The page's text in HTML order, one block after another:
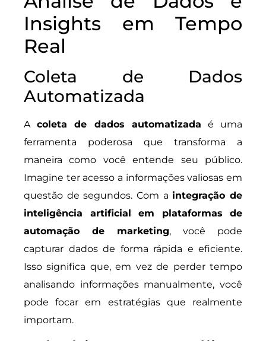
Insights em Tempo
Real
Coleta de Dados
Automatizada
Acoleta de dados automatizada é uma
ferramenta poderosa que transforma a
maneira como você entende seu público.
Imagine ter acesso a informações valiosas em
questão de segundos. Com aintegração de
inteligência artificial em plataformas de
automação de marketing, você pode
capturar dados de forma rápida e eficiente.
Isso significa que, em vez de perder tempo
analisando informações manualmente, você
pode focar em estratégias que realmente
importam.